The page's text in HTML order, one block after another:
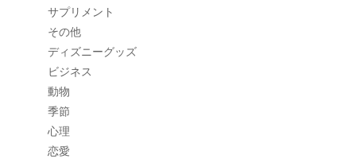
サプリメント
その他
ディズニーグッズ
ビジネス
動物
季節
心理
恋愛